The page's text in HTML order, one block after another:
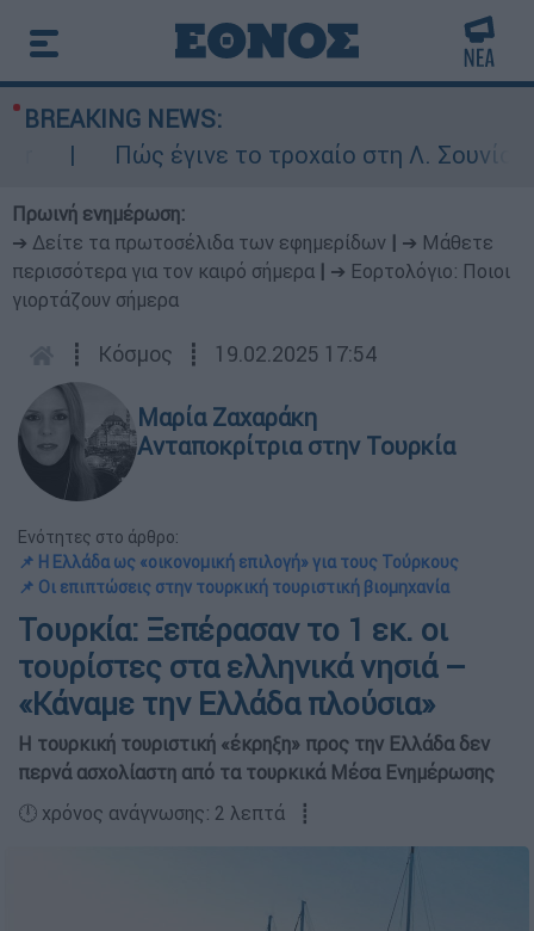
BREAKING NEWS:
Πώς έγινε το τροχαίο στη Λ. Σουνίου:
Πρωινή ενημέρωση:
➔ Δείτε τα πρωτοσέλιδα των εφημερίδων
➔ Μάθετε
περισσότερα για τον καιρό σήμερα
➔ Εορτολόγιο: Ποιοι
γιορτάζουν σήμερα
┋ Κόσμος ┋ 19.02.2025 17:54
Μαρία Ζαχαράκη
Ανταποκρίτρια στην Τουρκία
Ενότητες στο άρθρο:
📌 Η Ελλάδα ως «οικονομική επιλογή» για τους Τούρκους
📌 Οι επιπτώσεις στην τουρκική τουριστική βιομηχανία
Τουρκία: Ξεπέρασαν το 1 εκ. οι
τουρίστες στα ελληνικά νησιά –
«Κάναμε την Ελλάδα πλούσια»
Η τουρκική τουριστική «έκρηξη» προς την Ελλάδα δεν
περνά ασχολίαστη από τα τουρκικά Μέσα Ενημέρωσης
🕛 χρόνος ανάγνωσης: 2 λεπτά ┋